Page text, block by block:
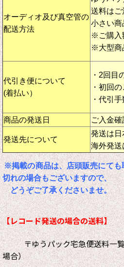
オーディオ及び真空管の
配送方法
送料はご
小さい商
※ご購入
※大型商
代引き便について
(着払い）
・2回目
・初回
・代引
商品の発送日 ご入金
発送先について
発送は日
海外発送
※掲載の商品は、店頭販売にても
切れの場合もございますので、
どうぞご了承くださいませ。
【レコード発送の場合の送料】
〒ゆうパック宅急便送料一覧
場合）